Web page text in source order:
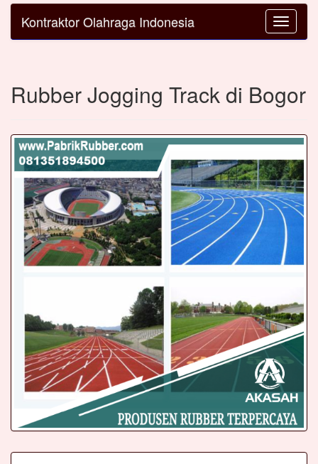
Toggle
Kontraktor Olahraga Indonesia
Rubber Jogging Track di Bogor